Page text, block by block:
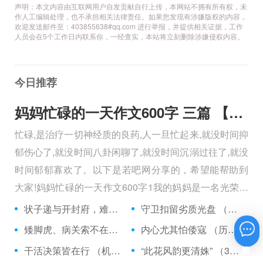
声明：本文内容由互联网用户自发贡献自行上传，本网站不拥有所有权，未
作人工编辑处理，也不承担相关法律责任。如果您发现有涉嫌版权的内容，
欢迎发送邮件至：403855638#qq.com 进行举报，并提供相关证据，工作
人员会在5个工作日内联系你，一经查实，本站将立刻删除涉嫌侵权内容。
今日推荐
妈妈忙碌的一天作文600字 三篇 【600字】
忙碌,是治疗一切神经质的良药,人一旦忙起来,就没时间抑
郁伤心了,就没时间八卦闲聊了,就没时间沉溺过往了,就没
时间郁郁寡欢了。以下是若吧网分享的，希望能帮助到
大家!妈妈忙碌的一天作文600字1我的妈妈是一名光荣的
人民警察，她总有做不完的事情。
状子递与开封府，难忍怒气心中生 （5字口语）
守卫扣留劣质光盘 （5字常言）
矮脚虎、病关索不在，智多星、行者前往此处 （七字俗语）
内心尤其怕倭寇 （历法用语一卷帘）
干活决策皆在行 （机构简称二）
“此花风韵更清姝” （3字手机品牌）